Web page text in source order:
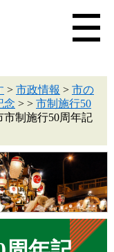
> 市政情報 > 市の
念 > > 市制施行50
市制施行50周年記